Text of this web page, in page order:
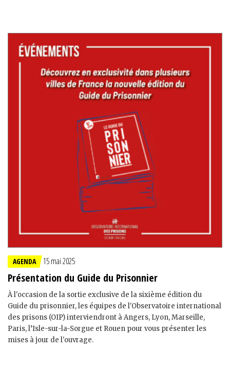
AGENDA 15 mai 2025
Présentation du Guide du Prisonnier
À l'occasion de la sortie exclusive de la sixième édition du
Guide du prisonnier, les équipes de l'Observatoire international
des prisons (OIP) interviendront à Angers, Lyon, Marseille,
Paris, l’Isle-sur-la-Sorgue et Rouen pour vous présenter les
mises à jour de l'ouvrage.